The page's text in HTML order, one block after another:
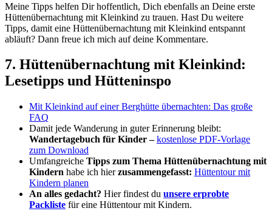
Meine Tipps helfen Dir hoffentlich, Dich ebenfalls an Deine erste
Hüttenübernachtung mit Kleinkind zu trauen. Hast Du weitere
Tipps, damit eine Hüttenübernachtung mit Kleinkind entspannt
abläuft? Dann freue ich mich auf deine Kommentare.
7. Hüttenübernachtung mit Kleinkind:
Lesetipps und Hütteninspo
Mit Kleinkind auf einer Berghütte übernachten: Das große
FAQ
Damit jede Wanderung in guter Erinnerung bleibt:
Wandertagebuch für Kinder – kostenlose PDF-Vorlage
zum Download
Umfangreiche Tipps zum Thema Hüttenübernachtung mit
Kindern habe ich hierzusammengefasst: Hüttentour mit
Kindern planen
An alles gedacht? Hier findest du unsere erprobte
Packliste für eine Hüttentour mit Kindern.